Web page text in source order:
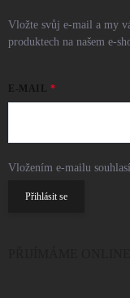
Vložte svůj e-mail a my
produktech na našem e-
E-MAIL
Vložením e-mailu
Přihlásit se